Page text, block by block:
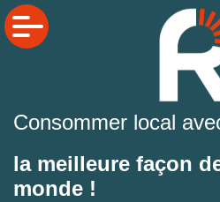
Consommer local
la meilleure façon
monde !